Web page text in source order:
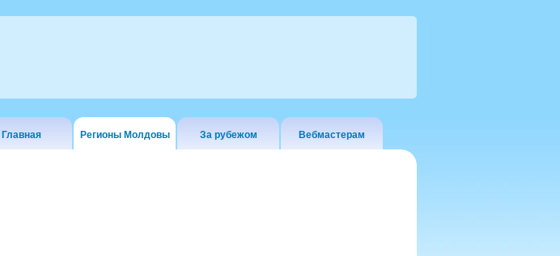
Главная Регионы Молдовы За рубежом Вебмастерам